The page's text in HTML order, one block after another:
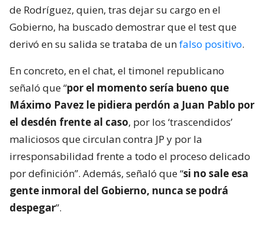
de Rodríguez, quien, tras dejar su cargo en el
Gobierno, ha buscado demostrar que el test que
derivó en su salida se trataba de unfalso positivo.
En concreto, en el chat, el timonel republicano
señaló que “por el momento sería bueno que
Máximo Pavez le pidiera perdón a Juan Pablo por
el desdén frente al caso, por los ‘trascendidos’
maliciosos que circulan contra JP y por la
irresponsabilidad frente a todo el proceso delicado
por definición”. Además, señaló que “si no sale esa
gente inmoral del Gobierno, nunca se podrá
despegar”.